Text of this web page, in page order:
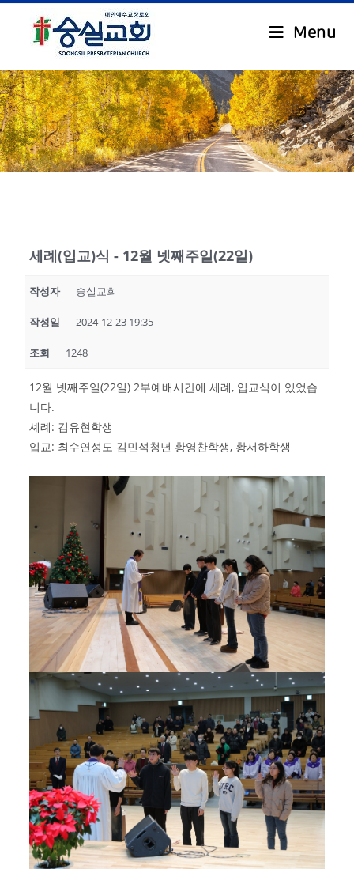
Menu
.
세례(입교)식 - 12월 넷째주일(22일)
작성자 숭실교회
작성일 2024-12-23 19:35
조회 1248
12월 넷째주일(22일) 2부예배시간에 세례, 입교식이 있었습
니다.
셰례: 김유현학생
입교: 최수연성도 김민석청년 황영찬학생, 황서하학생